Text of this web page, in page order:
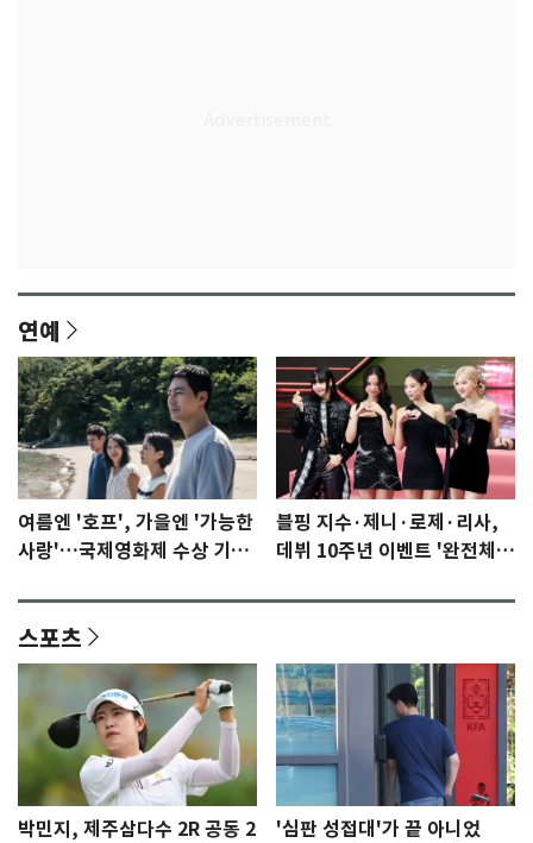
연예
여름엔 '호프', 가을엔 '가능한
사랑'…국제영화제 수상 기대
블핑 지수·제니·로제·리사,
데뷔 10주년 이벤트 '완전체'
스포츠
박민지, 제주삼다수 2R 공동 2
'심판 성접대'가 끝 아니었